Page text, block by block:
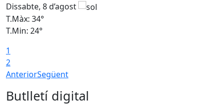
Dissabte, 8 d’agost
T.Màx: 34°
T.Min: 24°
1
2
AnteriorSegüent
Butlletí digital